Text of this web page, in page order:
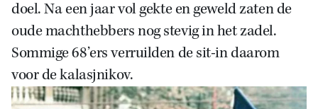
Zoek
doel. Na een jaar vol gekte en geweld zaten de
oude machthebbers nog stevig in het zadel.
Sommige 68’ers verruilden de sit-in daarom
voor de kalasjnikov.